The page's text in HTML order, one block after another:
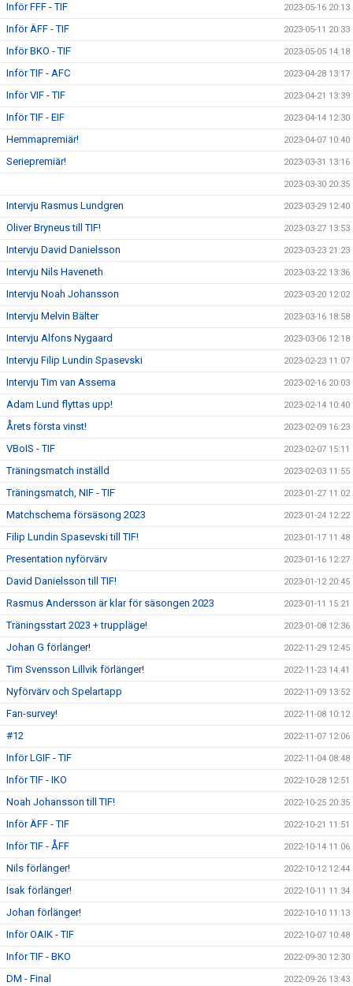
Inför FFF - TIF 2023-05-16 20:13
Inför ÄFF - TIF 2023-05-11 20:33
Inför BKO - TIF 2023-05-05 14:18
Inför TIF - AFC 2023-04-28 13:17
Inför VIF - TIF 2023-04-21 13:39
Inför TIF - EIF 2023-04-14 12:30
Hemmapremiär! 2023-04-07 10:40
Seriepremiär! 2023-03-31 13:16
2023-03-30 20:35
Intervju Rasmus Lundgren 2023-03-29 12:40
Oliver Bryneus till TIF! 2023-03-27 13:53
Intervju David Danielsson 2023-03-23 21:23
Intervju Nils Haveneth 2023-03-22 13:36
Intervju Noah Johansson 2023-03-20 12:02
Intervju Melvin Bälter 2023-03-16 18:58
Intervju Alfons Nygaard 2023-03-06 12:18
Intervju Filip Lundin Spasevski 2023-02-23 11:07
Intervju Tim van Assema 2023-02-16 20:03
Adam Lund flyttas upp! 2023-02-14 10:40
Årets första vinst! 2023-02-09 16:23
VBoIS - TIF 2023-02-07 15:11
Träningsmatch inställd 2023-02-03 11:55
Träningsmatch, NIF - TIF 2023-01-27 11:02
Matchschema försäsong 2023 2023-01-24 12:22
Filip Lundin Spasevski till TIF! 2023-01-17 11:48
Presentation nyförvärv 2023-01-16 12:27
David Danielsson till TIF! 2023-01-12 20:45
Rasmus Andersson är klar för säsongen 2023 2023-01-11 15:21
Träningsstart 2023 + truppläge! 2023-01-08 12:36
Johan G förlänger! 2022-11-29 12:45
Tim Svensson Lillvik förlänger! 2022-11-23 14:41
Nyförvärv och Spelartapp 2022-11-09 13:52
Fan-survey! 2022-11-08 10:12
#12 2022-11-07 12:06
Inför LGIF - TIF 2022-11-04 08:48
Inför TIF - IKO 2022-10-28 12:51
Noah Johansson till TIF! 2022-10-25 20:35
Inför ÄFF - TIF 2022-10-21 11:51
Inför TIF - ÅFF 2022-10-14 11:06
Nils förlänger! 2022-10-12 12:44
Isak förlänger! 2022-10-11 11:34
Johan förlänger! 2022-10-10 11:13
Inför OAIK - TIF 2022-10-07 10:48
Inför TIF - BKO 2022-09-30 12:30
DM - Final 2022-09-26 13:43